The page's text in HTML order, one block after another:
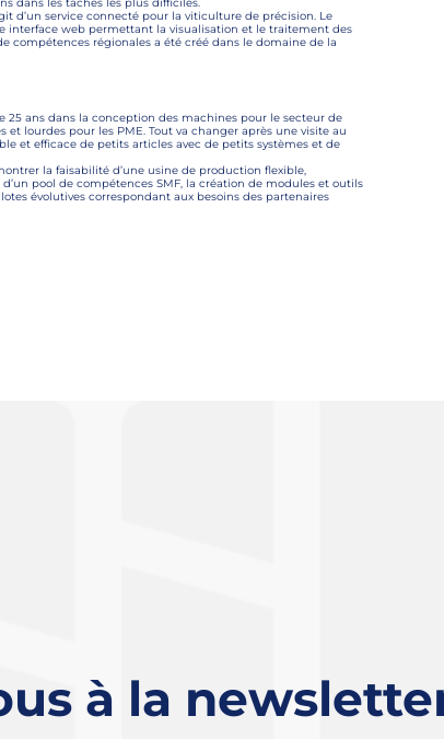
d’un service connecté pour la viticulture de précision. Le
interface web permettant la visualisation et le traitement des
compétences régionales a été créé dans le domaine de la
25 ans dans la conception des machines pour le secteur de
et lourdes pour les PME. Tout va changer après une visite au
et efficace de petits articles avec de petits systèmes et de
la faisabilité d’une usine de production flexible,
pool de compétences SMF, la création de modules et outils
évolutives correspondant aux besoins des partenaires
à la